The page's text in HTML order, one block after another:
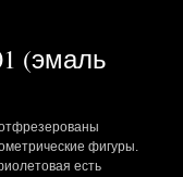
(эмаль
фигуры.
есть